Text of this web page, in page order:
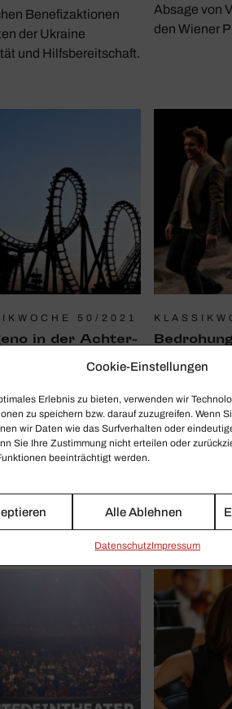
Cookie-Einstellungen
Erlebnis zu bieten, verwenden wir
zu speichern bzw. darauf zuzugreifen. Wenn
wir Daten wie das Surfverhalten oder
Sie Ihre Zustimmung nicht erteilen oder
beeinträchtigt werden.
Alle Ablehnen
Daten­schutzImpressum
Benefizaktionen
der Ukraine
und Hilfsbereitschaft.
Absage von
den Wiener
50/2021
in der Achter­
und ihre Traviata,
Schulz als neuer
der Berliner
der Schlussstrich in
der Wiener
Giovanni“
Oksana
der
Koskys Don
Wiener